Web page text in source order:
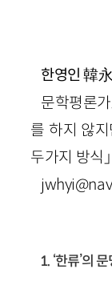
한영인 韓
문학평론
를 하지 않지
두가지 방식
1. ‘한류’의